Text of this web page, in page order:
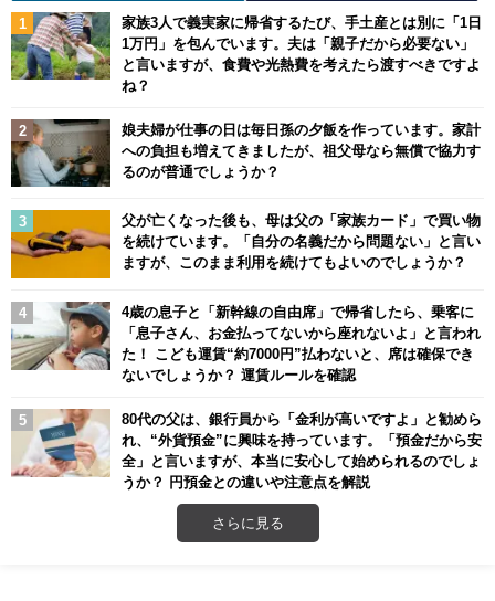
家族3人で義実家に帰省するたび、手土産とは別に「1日
1万円」を包んでいます。夫は「親子だから必要ない」
と言いますが、食費や光熱費を考えたら渡すべきですよ
ね？
娘夫婦が仕事の日は毎日孫の夕飯を作っています。家計
への負担も増えてきましたが、祖父母なら無償で協力す
るのが普通でしょうか？
父が亡くなった後も、母は父の「家族カード」で買い物
を続けています。「自分の名義だから問題ない」と言い
ますが、このまま利用を続けてもよいのでしょうか？
4歳の息子と「新幹線の自由席」で帰省したら、乗客に
「息子さん、お金払ってないから座れないよ」と言われ
た！ こども運賃“約7000円”払わないと、席は確保でき
ないでしょうか？ 運賃ルールを確認
80代の父は、銀行員から「金利が高いですよ」と勧めら
れ、“外貨預金”に興味を持っています。「預金だから安
全」と言いますが、本当に安心して始められるのでしょ
うか？ 円預金との違いや注意点を解説
さらに見る